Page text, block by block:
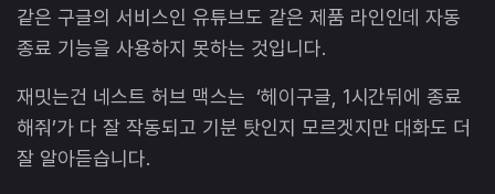
같은 구글의 서비스인 유튜브도 같은 제품 라인인데 자동
종료 기능을 사용하지 못하는 것입니다.
재밋는건 네스트 허브 맥스는 ‘헤이구글, 1시간뒤에 종료
해줘’가 다 잘 작동되고 기분 탓인지 모르겟지만 대화도 더
잘 알아듣습니다.